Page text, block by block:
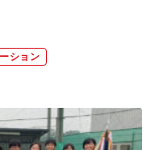
ション